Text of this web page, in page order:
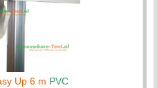
Up 6 m PVC